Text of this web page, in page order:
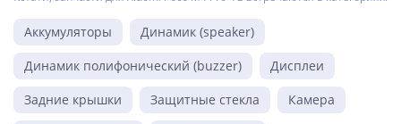
Аккумуляторы
Динамик (speaker)
Динамик полифонический (buzzer)
Дисплеи
Задние крышки
Защитные стекла
Камера